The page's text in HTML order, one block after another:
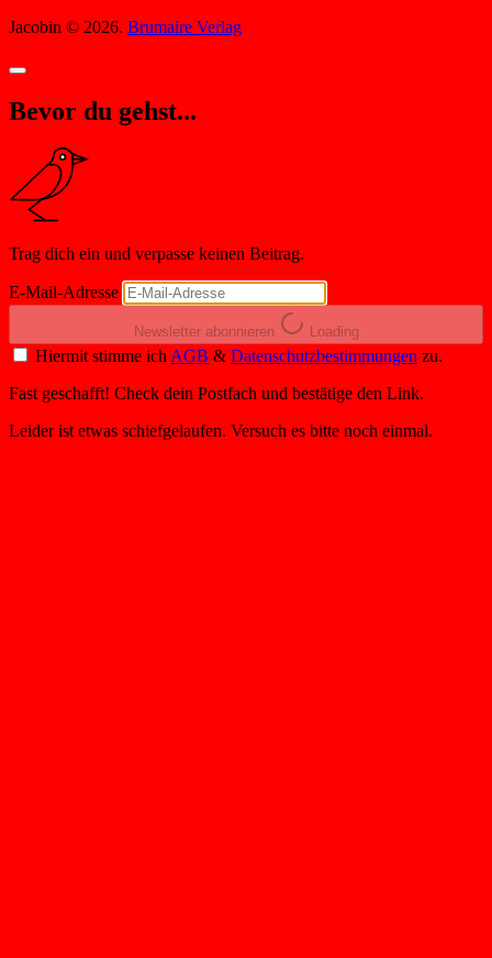
Jacobin © 2026. Brumaire Verlag
Bevor du gehst...
Trag dich ein und verpasse keinen Beitrag.
E-Mail-Adresse
Newsletter abonnieren Loading
Hiermit stimme ichAGB & Datenschutzbestimmungen zu.
Fast geschafft! Check dein Postfach und bestätige den Link.
Leider ist etwas schiefgelaufen. Versuch es bitte noch einmal.